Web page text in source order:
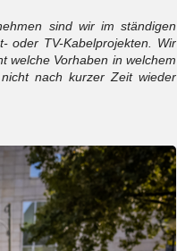
sind wir im ständigen
oder TV-Kabelprojekten. Wir
welche Vorhaben in welchem
nach kurzer Zeit wieder